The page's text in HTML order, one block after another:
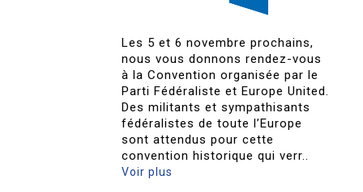
Les 5 et 6 novembre prochains,
nous vous donnons rendez-vous
à la Convention organisée par le
Parti Fédéraliste et Europe United.
Des militants et sympathisants
fédéralistes de toute l’Europe
sont attendus pour cette
convention historique qui verr..
Voir plus